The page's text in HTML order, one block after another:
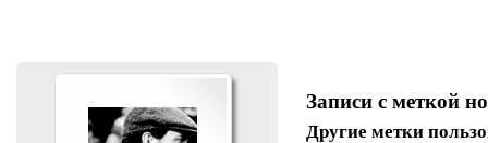
Записи с меткой
Другие метки